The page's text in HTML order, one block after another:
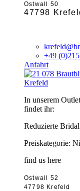
Ostwall 50
47798
+49
Anfahrt
Krefeld
In unserem
findet ihr:
Reduzierte
Preiskategorie:
find us here
Ostwall 52
47798 Krefeld